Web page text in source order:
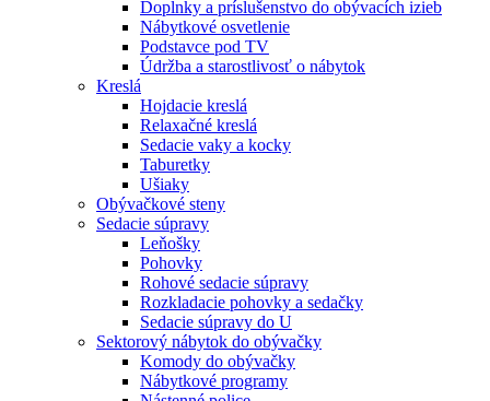
Doplnky a príslušenstvo do obývacích izieb
Nábytkové osvetlenie
Podstavce pod TV
Údržba a starostlivosť o nábytok
Kreslá
Hojdacie kreslá
Relaxačné kreslá
Sedacie vaky a kocky
Taburetky
Ušiaky
Obývačkové steny
Sedacie súpravy
Leňošky
Pohovky
Rohové sedacie súpravy
Rozkladacie pohovky a sedačky
Sedacie súpravy do U
Sektorový nábytok do obývačky
Komody do obývačky
Nábytkové programy